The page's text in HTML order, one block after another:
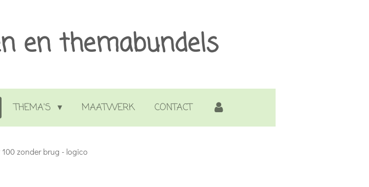
en themabundels
THEMA'S MAATWERK CONTACT
100 zonder brug - logico